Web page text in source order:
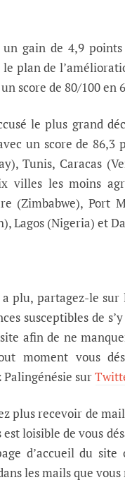
un gain de 4,9
plan de
score de 80/100
le plus grand
un score de 86,3
Tunis, Caracas
villes les moins
(Zimbabwe), Port
Lagos (Nigeria) et
plu, partagez-le
susceptibles de
afin de ne
moment vous
Palingénésie sur
plus recevoir de
loisible de vous
d’accueil du site
les mails que